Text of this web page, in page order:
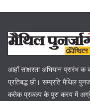
आहाँ साक्षरता अभियान प्रारंभ
प्रतिबद्ध छी। सम्प्रति मैथिल
कतेक प्रकल्प के पूरा करय में